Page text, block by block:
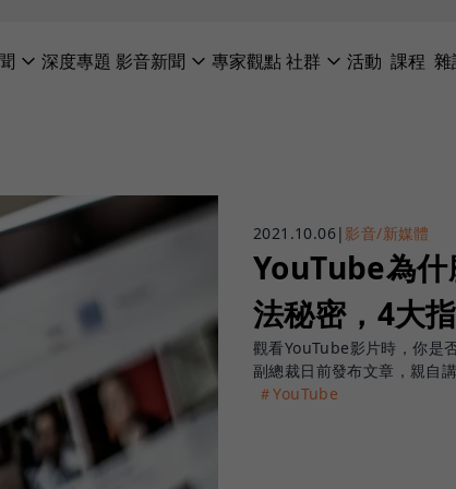
深度專題 影音新聞 專家觀點社群 活動 課程 雜
2021.10.06| 影音/新媒體
YouTube為什
法秘密，4大
觀看YouTube影片時，你是
副總裁日前發布文章，親自
＃YouTube